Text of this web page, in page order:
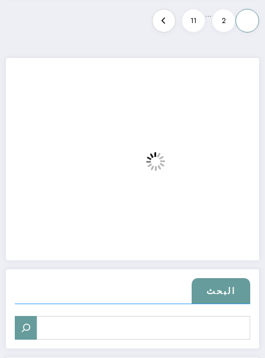
تعدد
صفحات
المقالات
2
…
11
البحث